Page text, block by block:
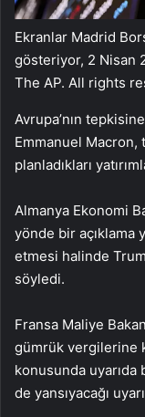
Ekranlar Madrid
gösteriyor, 2 Nisan
The AP. All rights
Avrupa’nın
Emmanuel Macron,
planladıkları
Almanya Ekonomi
yönde bir açıklama
etmesi halinde
söyledi.
Fransa Maliye
gümrük vergilerine
konusunda
de yansıyacağı